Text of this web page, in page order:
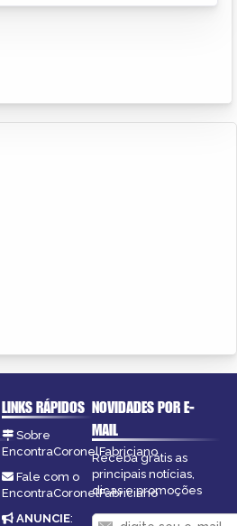
LINKS RÁPIDOS
Sobre
EncontraCoronelFabriciano
Fale com o
EncontraCoronelFabriciano
ANUNCIE:
NOVIDADES POR E-
MAIL
Receba grátis as
principais notícias,
dicas e promoções